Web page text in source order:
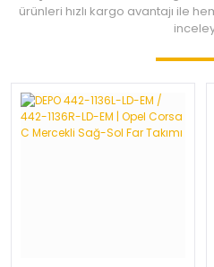
ürünleri hızlı kargo avantajı ile